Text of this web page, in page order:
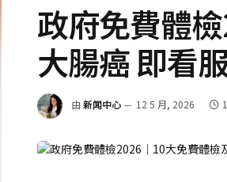
政府免費體
大腸癌 即看
由 新闻中心 12 5 月, 2026